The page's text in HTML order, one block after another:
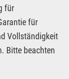
für
für
Vollständigkeit
Bitte beachten